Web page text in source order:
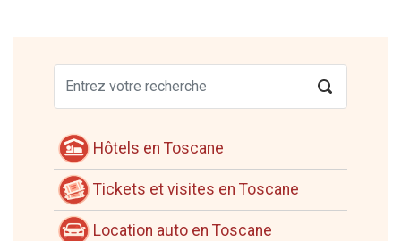
Hôtels en Toscane
Tickets et visites en Toscane
Location auto en Toscane